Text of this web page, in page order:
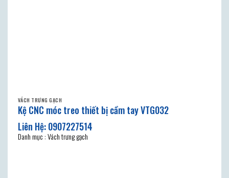
VÁCH TRƯNG GẠCH
Kệ CNC móc treo thiết bị cầm tay VTG032
Danh mục : Vách trưng gạch